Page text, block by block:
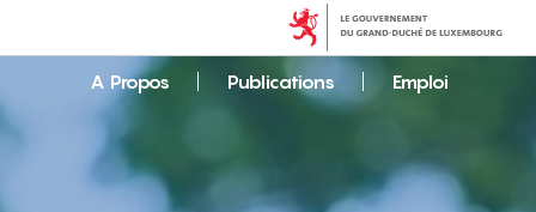
A Propos Publications Emploi